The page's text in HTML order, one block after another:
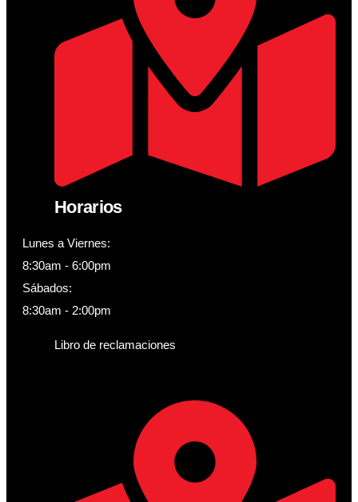
Horarios
Lunes a Viernes:
8:30am - 6:00pm
Sábados:
8:30am - 2:00pm
Libro de reclamaciones